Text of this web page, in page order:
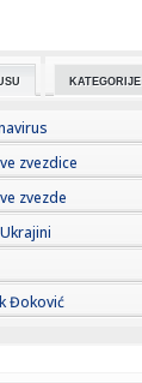
nakon
li ljetna
demolirao
j...
krenula
BMW-a...
KATEGORIJE
zvezdice
zvezde
Đoković